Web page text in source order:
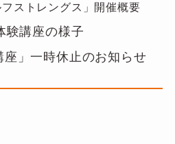
ストレングス」開催概要
験講座の様子
座」一時休止のお知らせ